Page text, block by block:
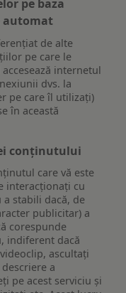
pe baza
automat
de alte
pe care le
internetul
dvs. la
pe care îl utilizați)
în această
conținutului
care vă este
interacționați cu
stabili dacă, de
publicitar) a
corespunde
indiferent dacă
ascultați
a
pe acest serviciu și